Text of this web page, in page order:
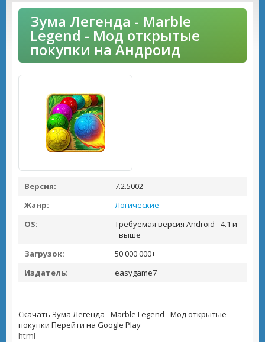
Зума Легенда - Marble
Legend - Мод открытые
покупки на Андроид
Версия:
7.2.5002
Жанр:
Логические
OS:
Требуемая версия Android - 4.1 и
выше
Загрузок:
50 000 000+
Издатель:
easygame7
Скачать Зума Легенда - Marble Legend - Мод открытые
покупки Перейти на Google Play
html